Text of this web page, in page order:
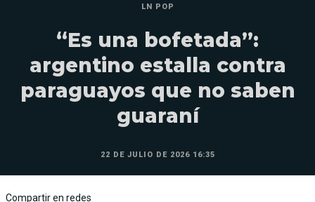
LN POP
“Es una bofetada”:
argentino estalla contra
paraguayos que no saben
guaraní
22 DE JULIO DE 2026 16:35
Compartir en redes